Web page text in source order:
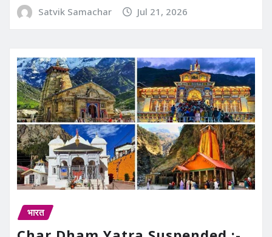
Satvik Samachar Jul 21, 2026
भारत